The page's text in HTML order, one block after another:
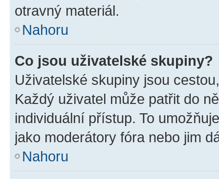
otravný materiál.
Nahoru
Co jsou uživatelské skupiny?
Uživatelské skupiny jsou
Každý uživatel může patřit do
individuální přístup. To
jako moderátory fóra nebo jim
Nahoru